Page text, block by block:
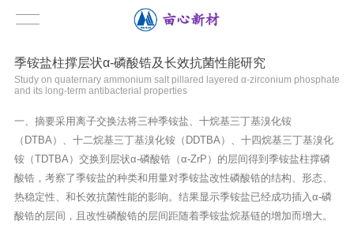
季铵盐柱撑层状α-磷酸锆及长效抗菌性能研究
Study on quaternary ammonium salt pillared layered α-zirconium phosphate
and its long-term antibacterial properties
一、摘要采用离子交换法将三种季铵盐、十烷基三丁基溴化铵
（DTBA）、十二烷基三丁基溴化铵（DDTBA）、十四烷基三丁基溴化
铵（TDTBA）交换到层状α-磷酸锆（α-ZrP）的层间得到季铵盐柱撑磷
酸锆，考察了季铵盐的种类和用量对季铵盐改性磷酸锆的结构、形态、
热稳定性、和长效抗菌性能的影响。结果显示季铵盐已经成功插入α-磷
酸锆的层间，且改性磷酸锆的层间距随着季铵盐烷基链的增加而增大。